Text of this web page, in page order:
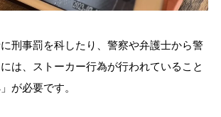
刑事罰を科したり、警察や弁護士から警
は、ストーカー行為が行われていること
が必要です。